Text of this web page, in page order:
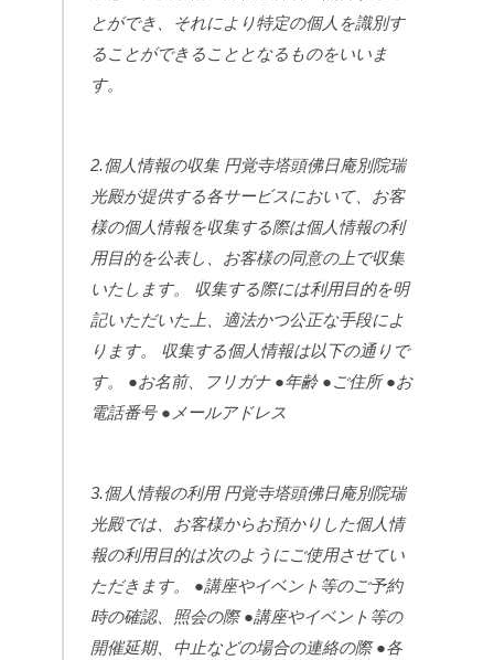
とができ、それにより特定の個人を識別す
ることができることとなるものをいいま
す。
2.個人情報の収集 円覚寺塔頭佛日庵別院瑞
光殿が提供する各サービスにおいて、お客
様の個人情報を収集する際は個人情報の利
用目的を公表し、お客様の同意の上で収集
いたします。
収集する際には利用目的を明
記いただいた上、適法かつ公正な手段によ
ります。
収集する個人情報は以下の通りで
す。
●お名前、フリガナ●年齢●ご住所●お
電話番号●メールアドレス
3.個人情報の利用円覚寺塔頭佛日庵別院瑞
光殿では、お客様からお預かりした個人情
報の利用目的は次のようにご使用させてい
ただきます。
●講座やイベント等のご予約
時の確認、照会の際●講座やイベント等の
開催延期、中止などの場合の連絡の際●各